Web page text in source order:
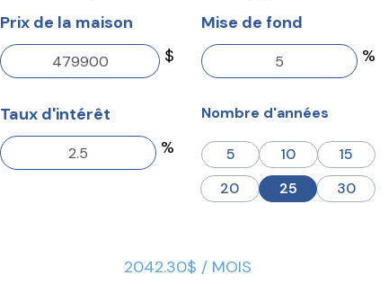
Prix de la maison
$
Mise de fond
%
Taux d'intérêt
%
Nombre d'années
5 10
15
20
25 30
2042.30$ / MOIS